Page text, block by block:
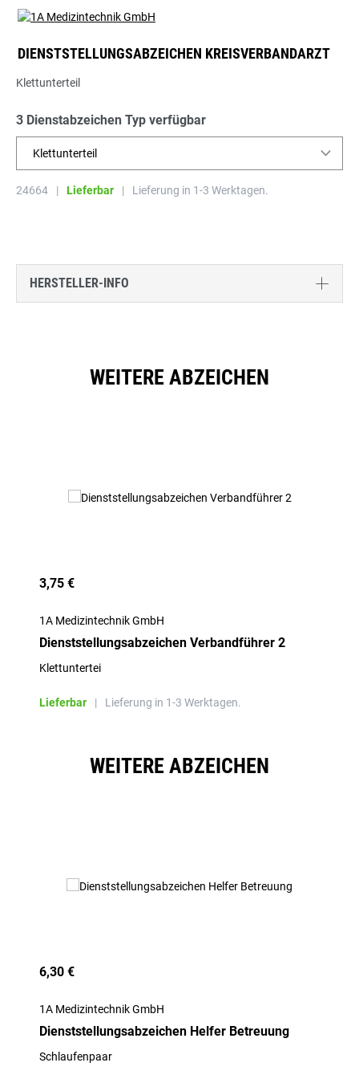
DIENSTSTELLUNGSABZEICHEN KREISVERBANDARZT
Klettunterteil
3 Dienstabzeichen Typ verfügbar
Klettunterteil
24664 | Lieferbar | Lieferung in 1-3 Werktagen.
HERSTELLER-INFO
WEITERE ABZEICHEN
3,75 €
1A Medizintechnik GmbH
Dienststellungsabzeichen Verbandführer 2
Klettuntertei
Lieferbar | Lieferung in 1-3 Werktagen.
WEITERE ABZEICHEN
6,30 €
1A Medizintechnik GmbH
Dienststellungsabzeichen Helfer Betreuung
Schlaufenpaar